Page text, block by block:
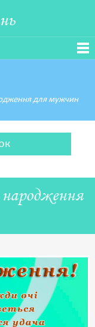
для мужчин